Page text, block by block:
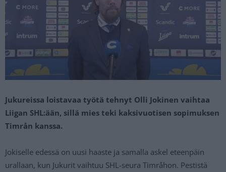
Jukureissa loistavaa työtä tehnyt Olli Jokinen vaihtaa
Liigan SHL:ään, sillä mies teki kaksivuotisen sopimuksen
Timrån kanssa.
Jokiselle edessä on uusi haaste ja samalla askel eteenpäin
urallaan, kun Jukurit vaihtuu SHL-seura Timråhon. Pestistä